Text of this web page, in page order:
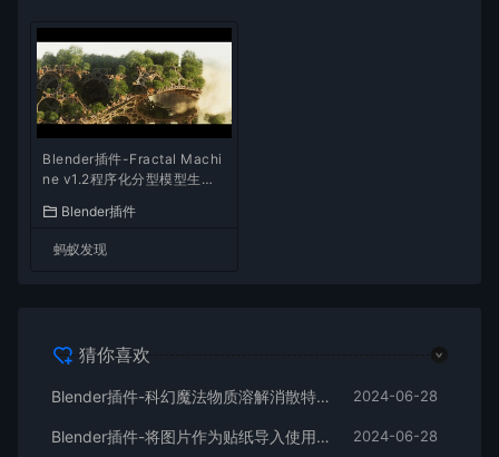
Blender插件-Fractal Machi
ne v1.2程序化分型模型生成
Blender插件
蚂蚁发现
猜你喜欢
Blender插件-科幻魔法物质溶解消散特效 POSTSHADE DissolveFX 1.01 2024-06-28
Blender插件-将图片作为贴纸导入使用 Import As Decal v2.5.0 2024-06-28